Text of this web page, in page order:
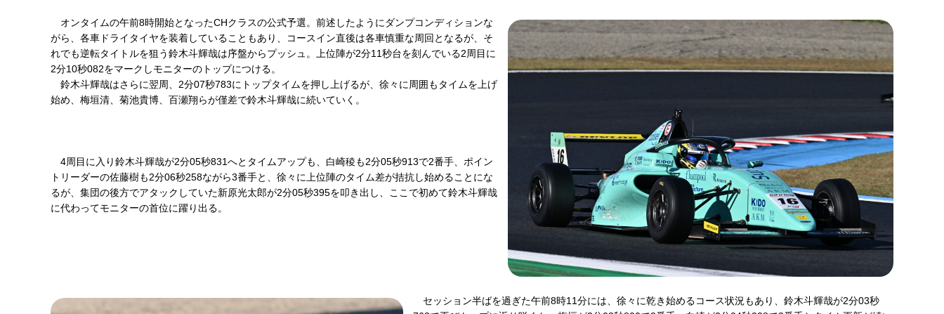
オンタイムの午前8時開始となったCHクラスの公式予選。前述したようにダンプコンディションな
がら、各車ドライタイヤを装着していることもあり、コースイン直後は各車慎重な周回となるが、そ
れでも逆転タイトルを狙う鈴木斗輝哉は序盤からプッシュ。上位陣が2分11秒台を刻んでいる2周目に
2分10秒082をマークしモニターのトップにつける。
鈴木斗輝哉はさらに翌周、2分07秒783にトップタイムを押し上げるが、徐々に周囲もタイムを上げ
始め、梅垣清、菊池貴博、百瀬翔らが僅差で鈴木斗輝哉に続いていく。
4周目に入り鈴木斗輝哉が2分05秒831へとタイムアップも、白崎稜も2分05秒913で2番手、ポイン
トリーダーの佐藤樹も2分06秒258ながら3番手と、徐々に上位陣のタイム差が拮抗し始めることにな
るが、集団の後方でアタックしていた新原光太郎が2分05秒395を叩き出し、ここで初めて鈴木斗輝哉
に代わってモニターの首位に躍り出る。
セッション半ばを過ぎた午前8時11分には、徐々に乾き始めるコース状況もあり、鈴木斗輝哉が2分03秒